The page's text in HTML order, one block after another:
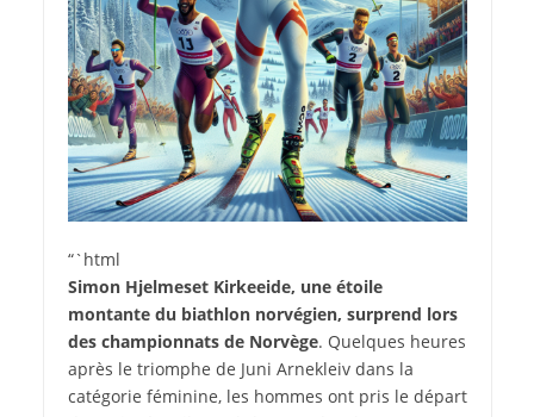
“`html
Simon Hjelmeset Kirkeeide, une étoile
montante du biathlon norvégien, surprend lors
des championnats de Norvège. Quelques heures
après le triomphe de Juni Arnekleiv dans la
catégorie féminine, les hommes ont pris le départ